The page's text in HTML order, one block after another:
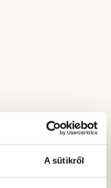
A sütikről